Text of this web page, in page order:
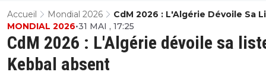
Accueil Mondial 2026
CdM 2026 : L'Algérie Dévoile Sa
Kebbal Absent
CdM 2026 : L'Algérie dévoile sa
Kebbal absent
MONDIAL 2026•31 MAI , 17:25